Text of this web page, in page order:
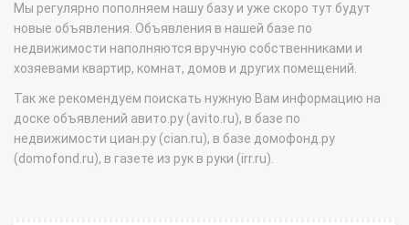
Мы регулярно пополняем нашу базу и уже скоро тут будут
новые объявления. Объявления в нашей базе по
недвижимости наполняются вручную собственниками и
хозяевами квартир, комнат, домов и других помещений.
Так же рекомендуем поискать нужную Вам информацию на
доске объявлений авито.ру (avito.ru), в базе по
недвижимости циан.ру (cian.ru), в базе домофонд.ру
(domofond.ru), в газете из рук в руки (irr.ru).